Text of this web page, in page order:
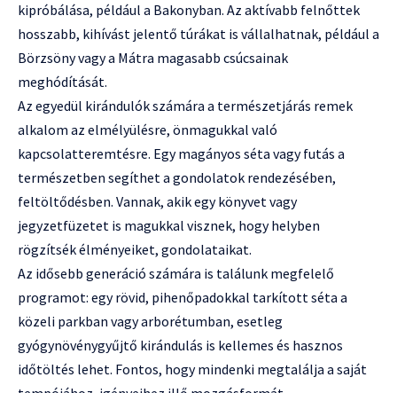
kipróbálása, például a Bakonyban. Az aktívabb felnőttek
hosszabb, kihívást jelentő túrákat is vállalhatnak, például a
Börzsöny vagy a Mátra magasabb csúcsainak
meghódítását.
Az egyedül kirándulók számára a természetjárás remek
alkalom az elmélyülésre, önmagukkal való
kapcsolatteremtésre. Egy magányos séta vagy futás a
természetben segíthet a gondolatok rendezésében,
feltöltődésben. Vannak, akik egy könyvet vagy
jegyzetfüzetet is magukkal visznek, hogy helyben
rögzítsék élményeiket, gondolataikat.
Az idősebb generáció számára is találunk megfelelő
programot: egy rövid, pihenőpadokkal tarkított séta a
közeli parkban vagy arborétumban, esetleg
gyógynövénygyűjtő kirándulás is kellemes és hasznos
időtöltés lehet. Fontos, hogy mindenki megtalálja a saját